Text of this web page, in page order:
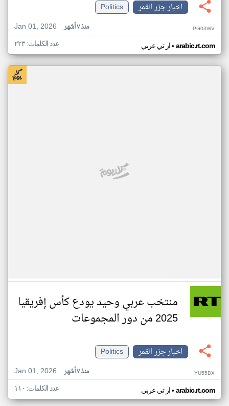
اخبار جزر القمر
Politics
Jan 01, 2026
منذ ٧ أشهر PG03WV
ار تي عربي• arabic.rt.com عدد الكلمات: ٢٢٣
منتخب عربي وحيد يودع كأس إفريقيا
2025 من دور المجموعات
اخبار جزر القمر
Politics
Jan 01, 2026
منذ ٧ أشهر YU55DX
ار تي عربي• arabic.rt.com عدد الكلمات: ١١٠